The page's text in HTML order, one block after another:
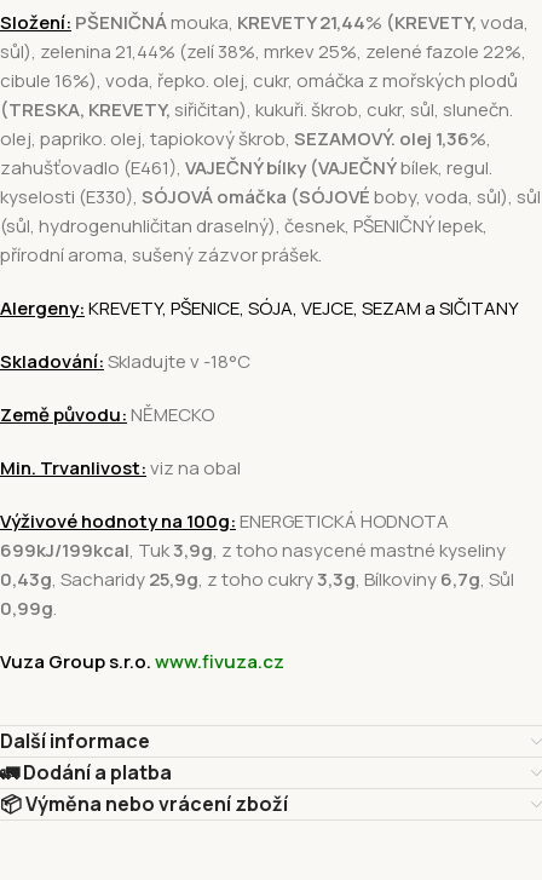
Složení: PŠENIČNÁmouka, KREVETY 21,44% (KREVETY,voda,
sůl), zelenina 21,44% (zelí 38%, mrkev 25%, zelené fazole 22%,
cibule 16%), voda, řepko. olej, cukr, omáčka z mořských plodů
(TRESKA, KREVETY, siřičitan), kukuři. škrob, cukr, sůl, slunečn.
olej, papriko. olej, tapiokový škrob, SEZAMOVÝ. olej 1,36%,
zahušťovadlo (E461), VAJEČNÝ bílky (VAJEČNÝbílek, regul.
kyselosti (E330), SÓJOVÁ omáčka (SÓJOVÉboby, voda, sůl), sůl
(sůl, hydrogenuhličitan draselný), česnek, PŠENIČNÝ lepek,
přírodní aroma, sušený zázvor prášek.
Alergeny:KREVETY, PŠENICE, SÓJA, VEJCE, SEZAM a SIČITANY
Skladování:Skladujte v -18°C
Země původu: NĚMECKO
Min. Trvanlivost:viz na obal
Výživové hodnoty na 100g: ENERGETICKÁ HODNOTA
699kJ/199kcal, Tuk3,9g, z toho nasycené mastné kyseliny
0,43g, Sacharidy25,9g, z toho cukry3,3g, Bílkoviny6,7g, Sůl
0,99g.
Vuza Group s.r.o.www.fivuza.cz
Další informace
🚛 Dodání a platba
📦 Výměna nebo vrácení zboží